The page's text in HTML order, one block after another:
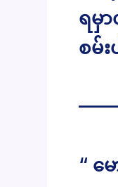
ရမှ
စမ်
“